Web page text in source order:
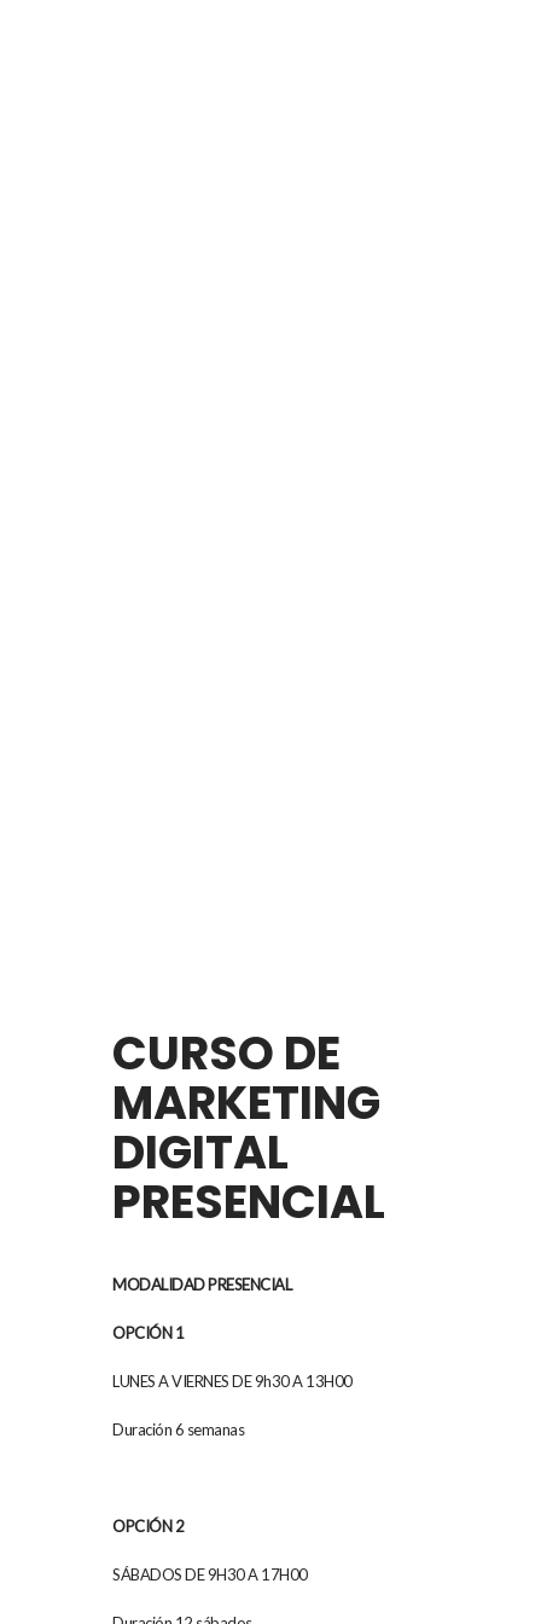
CURSO DE
MARKETING
DIGITAL
PRESENCIAL
MODALIDAD PRESENCIAL
OPCIÓN 1
LUNES A VIERNES DE 9h30 A 13H00
Duración 6 semanas
OPCIÓN 2
SÁBADOS DE 9H30 A 17H00